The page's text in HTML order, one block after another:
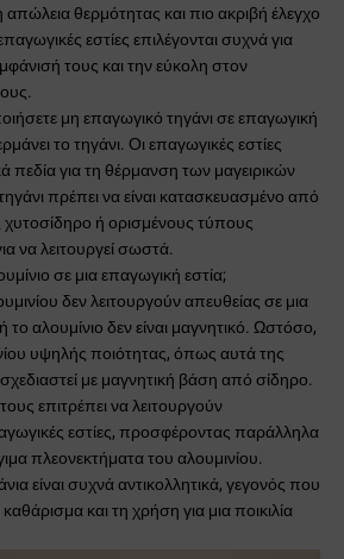
απώλεια θερμότητας και πιο ακριβή έλεγχο
εστίες επιλέγονται συχνά για
τους και την εύκολη στον
μη επαγωγικό τηγάνι σε επαγωγική
το τηγάνι. Οι επαγωγικές εστίες
πεδία για τη θέρμανση των μαγειρικών
πρέπει να είναι κατασκευασμένο από
χυτοσίδηρο ή ορισμένους τύπους
να λειτουργεί σωστά.
σε μια επαγωγική εστία;
δεν λειτουργούν απευθείας σε μια
το αλουμίνιο δεν είναι μαγνητικό. Ωστόσο,
υψηλής ποιότητας, όπως αυτά της
με μαγνητική βάση από σίδηρο.
επιτρέπει να λειτουργούν
εστίες, προσφέροντας παράλληλα
πλεονεκτήματα του αλουμινίου.
είναι συχνά αντικολλητικά, γεγονός που
και τη χρήση για μια ποικιλία